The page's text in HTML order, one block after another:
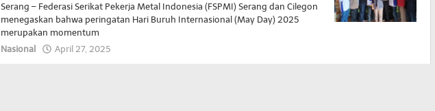
Serang – Federasi Serikat Pekerja Metal Indonesia (FSPMI) Serang dan Cilegon
menegaskan bahwa peringatan Hari Buruh Internasional (May Day) 2025
merupakan momentum
Nasional
April 27, 2025